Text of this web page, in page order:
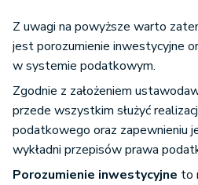
Z uwagi na powyższe warto
jest porozumienie inwestycyjne
w systemie podatkowym.
Zgodnie z założeniem
przede wszystkim służyć
podatkowego oraz zapewnieniu
wykładni przepisów prawa
Porozumienie inwestycyjne to